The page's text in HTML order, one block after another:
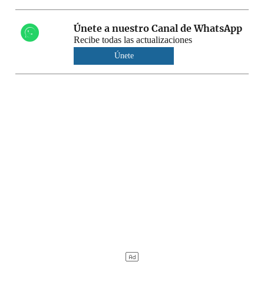
Únete a nuestro Canal de WhatsApp
Recibe todas las actualizaciones
Únete